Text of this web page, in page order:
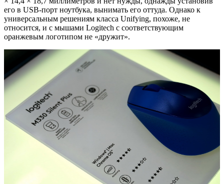
его в USB-порт ноутбука, вынимать его оттуда. Однако к
универсальным решениям класса Unifying, похоже, не
относится, и с мышами Logitech с соответствующим
оранжевым логотипом не «дружит».